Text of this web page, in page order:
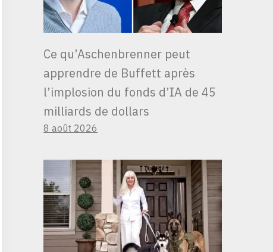
Ce qu’Aschenbrenner peut
apprendre de Buffett après
l’implosion du fonds d’IA de 45
milliards de dollars
8 août 2026